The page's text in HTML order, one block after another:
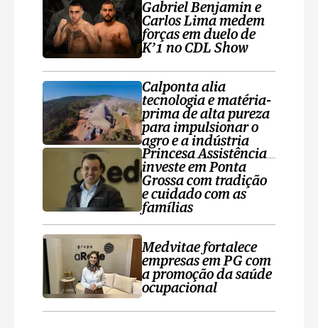
Gabriel Benjamin e
Carlos Lima medem
forças em duelo de
K’1 no CDL Show
Calponta alia
tecnologia e matéria-
prima de alta pureza
para impulsionar o
agro e a indústria
Princesa Assistência
investe em Ponta
Grossa com tradição
e cuidado com as
famílias
Medvitae fortalece
empresas em PG com
a promoção da saúde
ocupacional